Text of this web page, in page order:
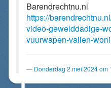
Barendrechtnu.nl
https://
video-gewelddadige-
vuurwapen-vallen-
Donderdag 2 mei 2024 om